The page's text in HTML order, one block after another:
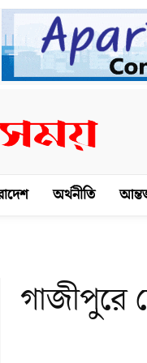
অর্থনীতি
গাজীপুরে